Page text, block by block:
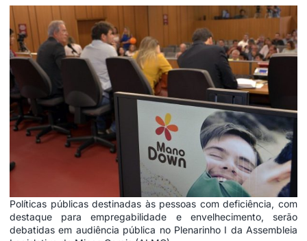
Políticas públicas destinadas às pessoas com deficiência, com
destaque para empregabilidade e envelhecimento, serão
debatidas em audiência pública no Plenarinho I da Assembleia